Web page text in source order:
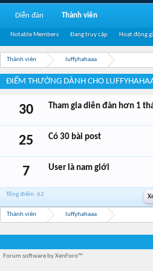
Thành viên luffyhahaaa
ĐIỂM THƯỞNG DÀNH CHO
30 Tham gia diễn đàn hơn 1
25 Có 30 bài post
7 User là nam giới
Tổng điểm: 62
Thành viên luffyhahaaa
Diễn đàn Thành viên
Notable Members Đang truy cập Hoạt động
Forum software by XenForo™